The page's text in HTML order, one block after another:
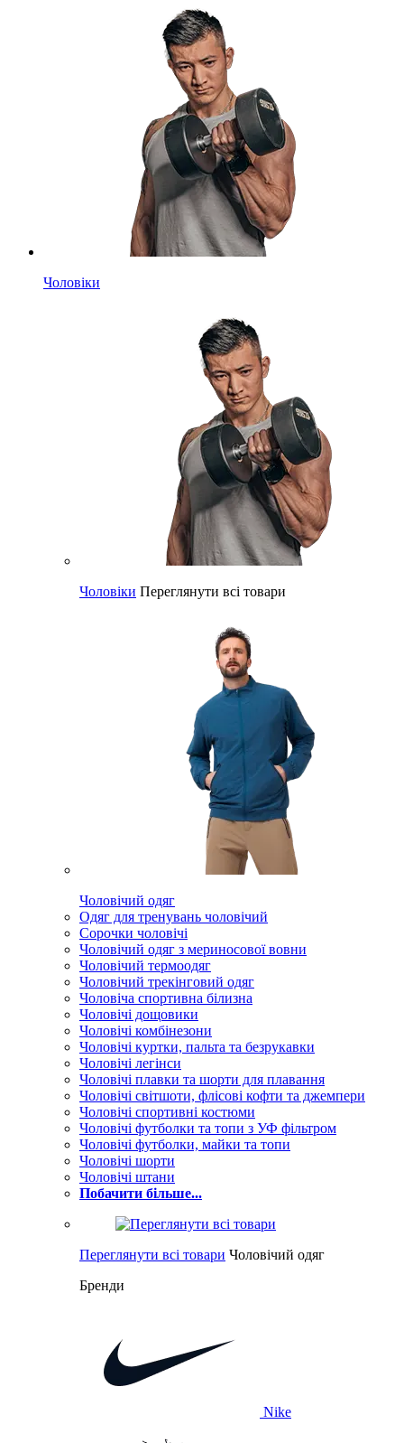
Чоловіки
Чоловіки Переглянути всі товари
Чоловічий одяг
Одяг для тренувань чоловічий
Сорочки чоловічі
Чоловічий одяг з мериносової вовни
Чоловічий термоодяг
Чоловічий трекінговий одяг
Чоловіча спортивна білизна
Чоловічі дощовики
Чоловічі комбінезони
Чоловічі куртки, пальта та безрукавки
Чоловічі легінси
Чоловічі плавки та шорти для плавання
Чоловічі світшоти, флісові кофти та джемпери
Чоловічі спортивні костюми
Чоловічі футболки та топи з УФ фільтром
Чоловічі футболки, майки та топи
Чоловічі шорти
Чоловічі штани
Побачити більше...
Переглянути всі товари Чоловічий одяг
Бренди
Nike